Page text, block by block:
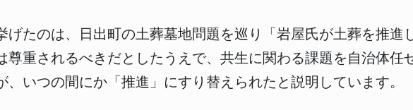
たのは、日出町の土葬墓地問題を巡り「岩屋氏が土葬を推進
尊重されるべきだとしたうえで、共生に関わる課題を自治体任
いつの間にか「推進」にすり替えられたと説明しています。